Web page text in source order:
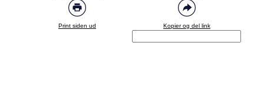
Print siden ud Kopier og del link